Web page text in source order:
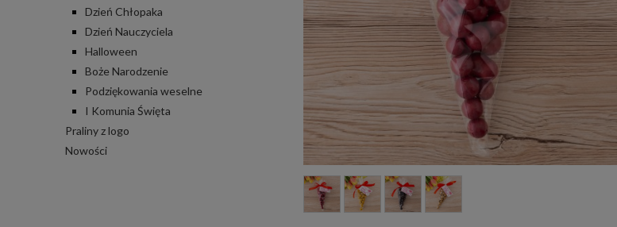
Dzień Chłopaka
Dzień Nauczyciela
Halloween
Boże Narodzenie
Podziękowania weselne
I Komunia Święta
Praliny z logo
Nowości